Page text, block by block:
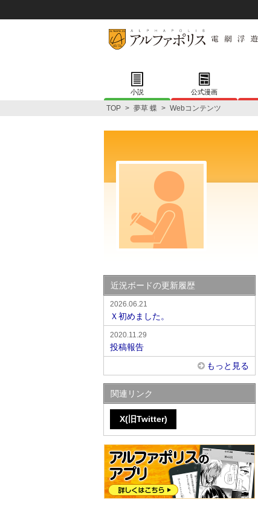
小説 公式漫画
TOP > 夢草 蝶 > Webコンテンツ
近況ボードの更新履歴
2026.06.21
Ｘ初めました。
2020.11.29
投稿報告
もっと見る
関連リンク
X(旧Twitter)